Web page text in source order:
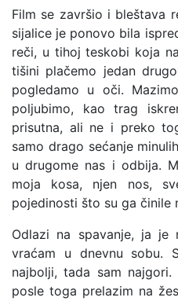
Film se završio i bleštava
sijalice je ponovo bila
reči, u tihoj teskobi koja
tišini plačemo jedan
pogledamo u oči.
poljubimo, kao trag
prisutna, ali ne i preko
samo drago sećanje
u drugome nas i odbija.
moja kosa, njen nos,
pojedinosti što su ga činile
Odlazi na spavanje, ja je
vraćam u dnevnu sobu.
najbolji, tada sam
posle toga prelazim na